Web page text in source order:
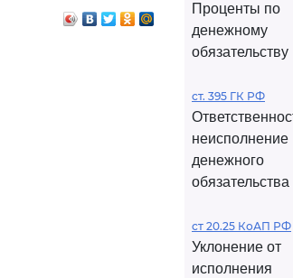
Проценты по
денежному
обязательству
ст. 395 ГК РФ
неисполнение
денежного
обязательства
ст 20.25 КоАП РФ
Уклонение от
исполнения